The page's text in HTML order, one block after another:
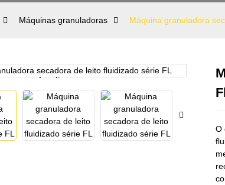
Máquinas granuladoras Máquina granuladora
Loading...
Loading...
O